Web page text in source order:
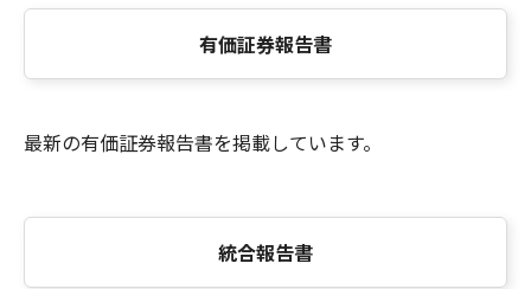
有価証券報告書
最新の有価証券報告書を掲載しています。
統合報告書